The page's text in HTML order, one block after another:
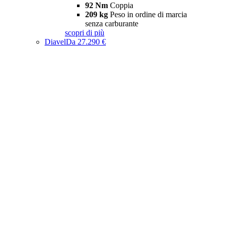
92 Nm Coppia
209 kg Peso in ordine di marcia
senza carburante
scopri di più
DiavelDa 27.290 €